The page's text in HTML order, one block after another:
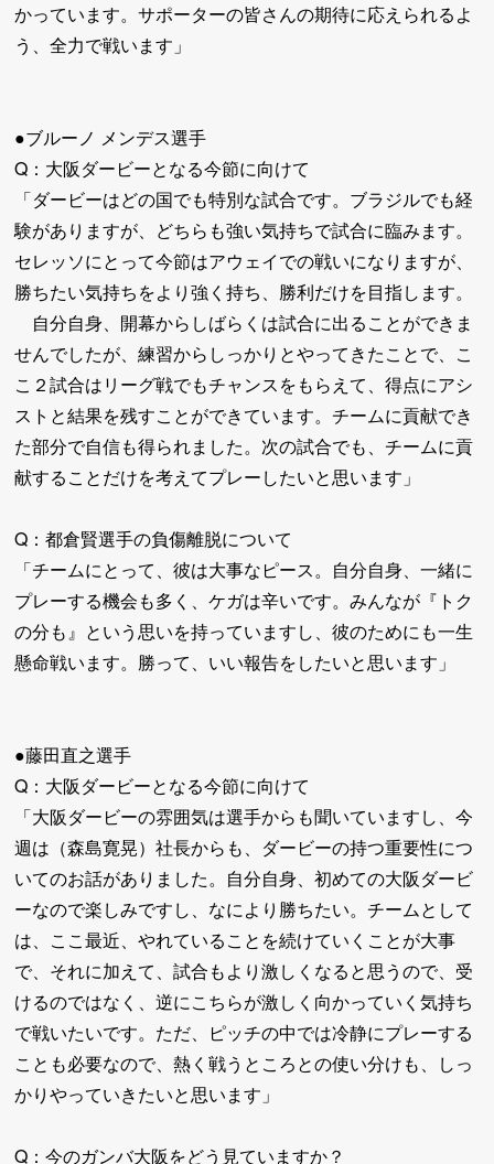
かっています。サポーターの皆さんの期待に応えられるよ
う、全力で戦います」
●ブルーノ メンデス選手
Q：大阪ダービーとなる今節に向けて
「ダービーはどの国でも特別な試合です。ブラジルでも経
験がありますが、どちらも強い気持ちで試合に臨みます。
セレッソにとって今節はアウェイでの戦いになりますが、
勝ちたい気持ちをより強く持ち、勝利だけを目指します。
自分自身、開幕からしばらくは試合に出ることができま
せんでしたが、練習からしっかりとやってきたことで、こ
こ２試合はリーグ戦でもチャンスをもらえて、得点にアシ
ストと結果を残すことができています。チームに貢献でき
た部分で自信も得られました。次の試合でも、チームに貢
献することだけを考えてプレーしたいと思います」
Q：都倉賢選手の負傷離脱について
「チームにとって、彼は大事なピース。自分自身、一緒に
プレーする機会も多く、ケガは辛いです。みんなが『トク
の分も』という思いを持っていますし、彼のためにも一生
懸命戦います。勝って、いい報告をしたいと思います」
●藤田直之選手
Q：大阪ダービーとなる今節に向けて
「大阪ダービーの雰囲気は選手からも聞いていますし、今
週は（森島寛晃）社長からも、ダービーの持つ重要性につ
いてのお話がありました。自分自身、初めての大阪ダービ
ーなので楽しみですし、なにより勝ちたい。チームとして
は、ここ最近、やれていることを続けていくことが大事
で、それに加えて、試合もより激しくなると思うので、受
けるのではなく、逆にこちらが激しく向かっていく気持ち
で戦いたいです。ただ、ピッチの中では冷静にプレーする
ことも必要なので、熱く戦うところとの使い分けも、しっ
かりやっていきたいと思います」
Q：今のガンバ大阪をどう見ていますか？